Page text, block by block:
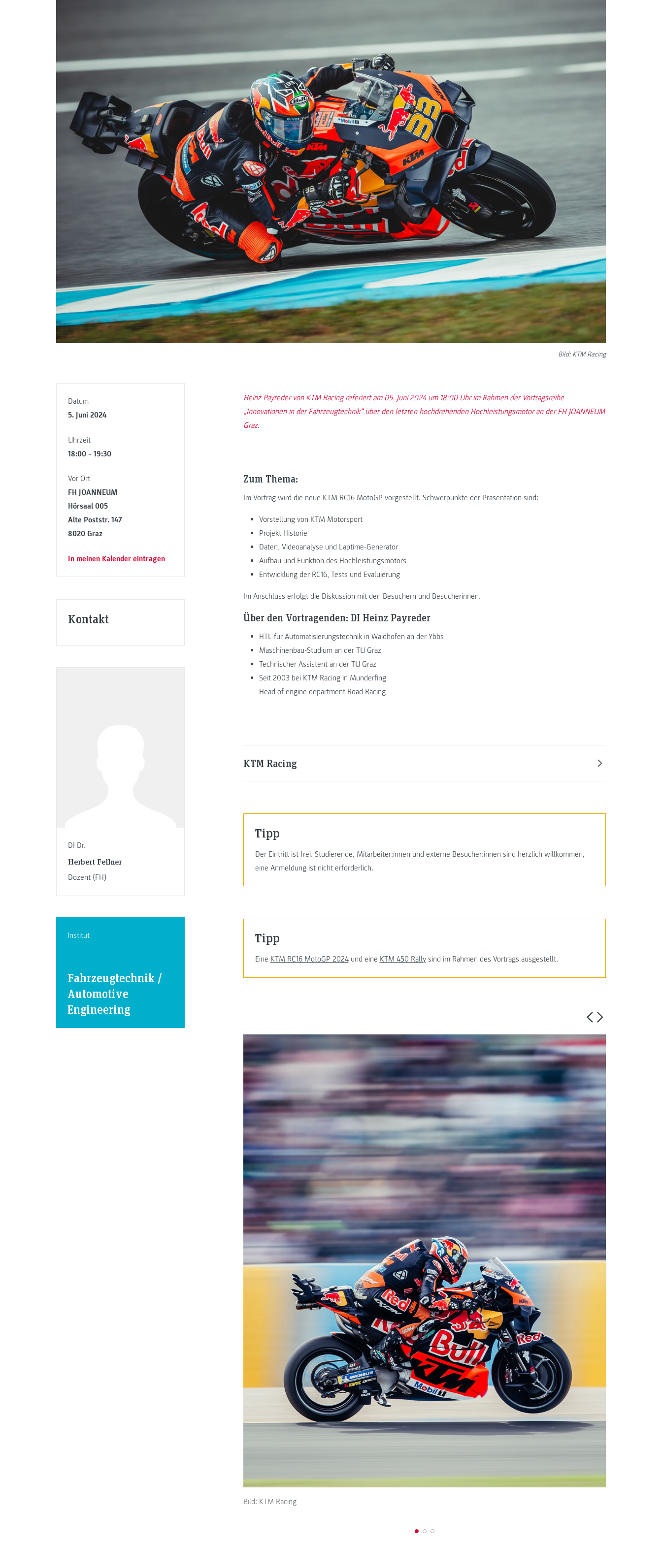
Bild: KTM Racing
Datum
5. Juni 2024
Uhrzeit
18:00 – 19:30
Vor Ort
FH JOANNEUM
Hörsaal 005
Alte Poststr. 147
8020 Graz
In meinen Kalender eintragen
Kontakt
DI Dr.
Herbert Fellner
Dozent (FH)
Institut
Fahrzeugtechnik /
Automotive
Engineering
Heinz Payreder von KTM Racing referiert am 05. Juni 2024 um 18:00 Uhr im Rahmen der Vortragsreihe
„Innovationen in der Fahrzeugtechnik“ über den letzten hochdrehenden Hochleistungsmotor an der FH JOANNEUM
Graz.
Zum Thema:
Im Vortrag wird die neue KTM RC16 MotoGP vorgestellt. Schwerpunkte der Präsentation sind:
Vorstellung von KTM Motorsport
Projekt Historie
Daten, Videoanalyse und Laptime-Generator
Aufbau und Funktion des Hochleistungsmotors
Entwicklung der RC16, Tests und Evaluierung
Im Anschluss erfolgt die Diskussion mit den Besuchern und Besucherinnen.
Über den Vortragenden: DI Heinz Payreder
HTL für Automatisierungstechnik in Waidhofen an der Ybbs
Maschinenbau-Studium an der TU Graz
Technischer Assistent an der TU Graz
Seit 2003 bei KTM Racing in Munderfing
Head of engine department Road Racing
KTM Racing
Tipp
Der Eintritt ist frei. Studierende, Mitarbeiter:innen und externe Besucher:innen sind herzlich willkommen,
eine Anmeldung ist nicht erforderlich.
Tipp
Eine KTM RC16 MotoGP 2024und eine KTM 450 Rallysind im Rahmen des Vortrags ausgestellt.
Bild: KTM Racing